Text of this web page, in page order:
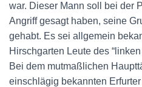
war. Dieser Mann soll bei der
Angriff gesagt haben, seine
gehabt. Es sei allgemein
Hirschgarten Leute des
Bei dem mutmaßlichen
einschlägig bekannten